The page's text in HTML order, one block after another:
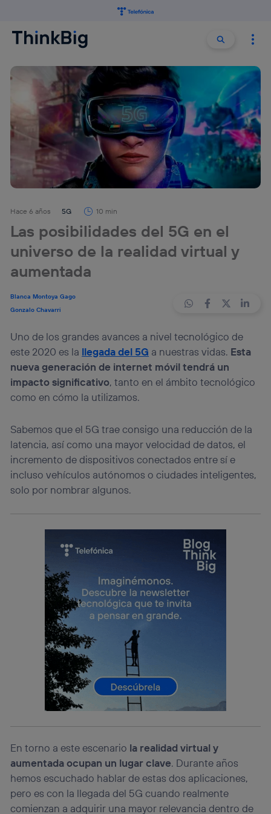
Buscar
Hace 6 años 5G 10 min
Las posibilidades del 5G en el
universo de la realidad virtual y
aumentada
Blanca Montoya Gago
Gonzalo Chavarri
Uno de los grandes avances a nivel tecnológico de
este 2020 es la llegada del 5G a nuestras vidas. Esta
nueva generación de internet móvil tendrá un
impacto significativo, tanto en el ámbito tecnológico
como en cómo la utilizamos.
Sabemos que el 5G trae consigo una reducción de la
latencia, así como una mayor velocidad de datos, el
incremento de dispositivos conectados entre sí e
incluso vehículos autónomos o ciudades inteligentes,
solo por nombrar algunos.
En torno a este escenario la realidad virtual y
aumentada ocupan un lugar clave. Durante años
hemos escuchado hablar de estas dos aplicaciones,
pero es con la llegada del 5G cuando realmente
comienzan a adquirir una mayor relevancia dentro de